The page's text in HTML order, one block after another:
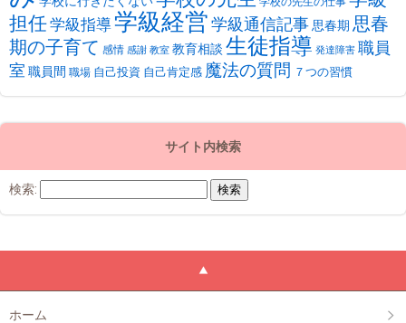
担任学級指導学級経営学級通信記事思春期 思春
期の子育て 感情 感謝 教室 教育相談 生徒指導 発達障害 職員
室 職員間 職場 自己投資 自己肯定感 魔法の質問 ７つの習慣
サイト内検索
検索:
ホーム